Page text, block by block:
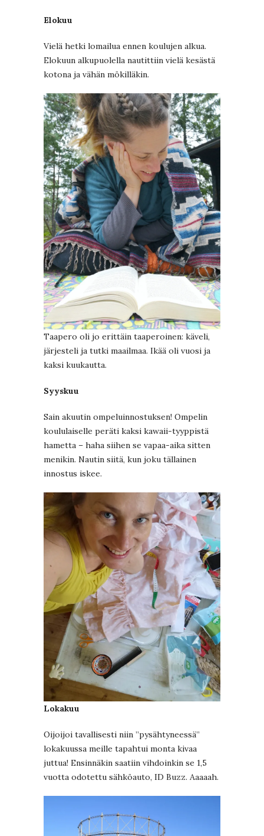
Elokuu
Vielä hetki lomailua ennen koulujen alkua.
Elokuun alkupuolella nautittiin vielä kesästä
kotona ja vähän mökilläkin.
Taapero oli jo erittäin taaperoinen: käveli,
järjesteli ja tutki maailmaa. Ikää oli vuosi ja
kaksi kuukautta.
Syyskuu
Sain akuutin ompeluinnostuksen! Ompelin
koululaiselle peräti kaksi kawaii-tyyppistä
hametta – haha siihen se vapaa-aika sitten
menikin. Nautin siitä, kun joku tällainen
innostus iskee.
Lokakuu
Oijoijoi tavallisesti niin ”pysähtyneessä”
lokakuussa meille tapahtui monta kivaa
juttua! Ensinnäkin saatiin vihdoinkin se 1,5
vuotta odotettu sähköauto, ID Buzz. Aaaaah.